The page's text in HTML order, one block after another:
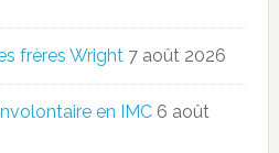
frères Wright 7 août 2026
en IMC 6 août